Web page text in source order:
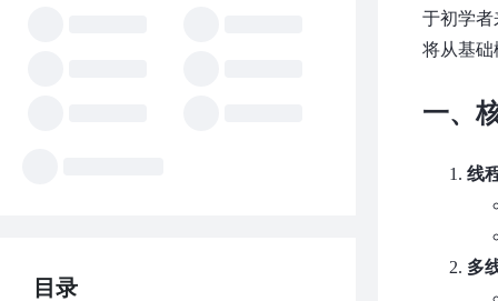
目录
于初学者
将从基础
一、
线
多